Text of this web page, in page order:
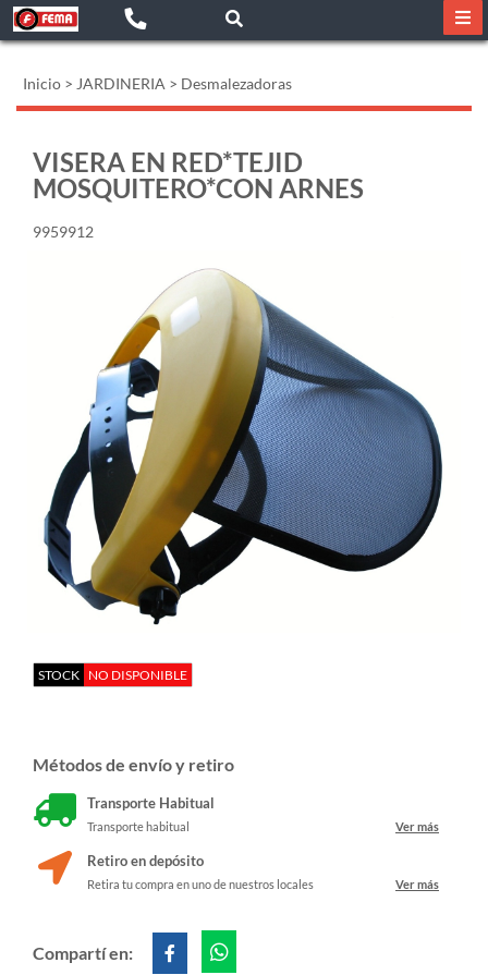
Inicio > JARDINERIA > Desmalezadoras
VISERA EN RED*TEJID
MOSQUITERO*CON ARNES
9959912
STOCK NO DISPONIBLE
Métodos de envío y retiro
Transporte Habitual
Transporte habitual Ver más
Retiro en depósito
Retira tu compra en uno de nuestros locales Ver más
Compartí en: